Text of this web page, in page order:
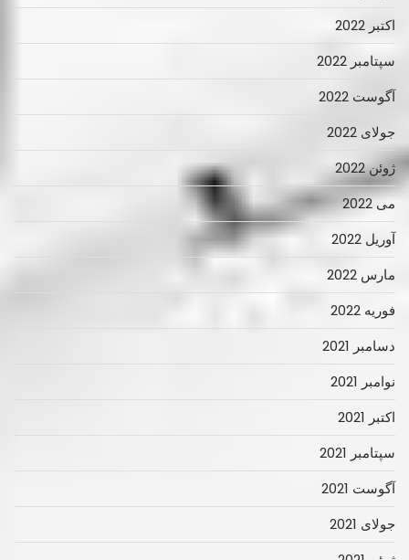
اکتبر 2022
سپتامبر 2022
آگوست 2022
جولای 2022
ژوئن 2022
می 2022
آوریل 2022
مارس 2022
فوریه 2022
دسامبر 2021
نوامبر 2021
اکتبر 2021
سپتامبر 2021
آگوست 2021
جولای 2021